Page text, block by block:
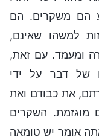
הם משקרים. הם
למשהו שאינם,
ומעמד. עם זאת,
של דבר על ידי
את כבודם ואת
מוגזמת. השקרים
אומר יש טומאה